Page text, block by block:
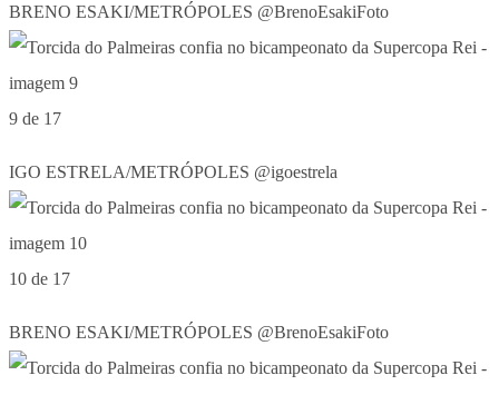
BRENO ESAKI/METRÓPOLES @BrenoEsakiFoto
9 de 17
IGO ESTRELA/METRÓPOLES @igoestrela
10 de 17
BRENO ESAKI/METRÓPOLES @BrenoEsakiFoto